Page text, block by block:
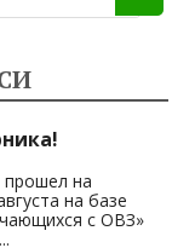
прошел на
на базе
с ОВЗ»
...